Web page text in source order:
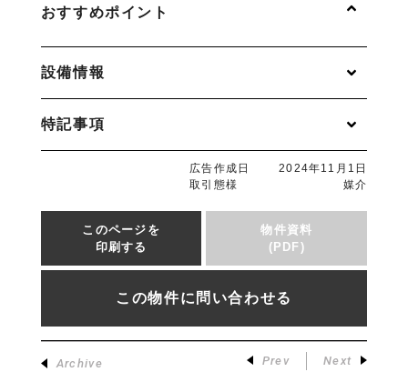
おすすめポイント
設備情報
特記事項
広告作成日
2024年11月1日
取引態様
媒介
このページを
印刷する
物件資料
(PDF)
この物件に問い合わせる
Archive Prev Next